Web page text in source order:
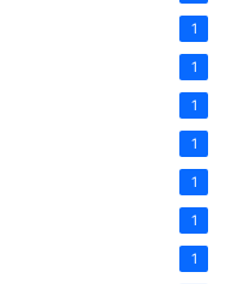
1
1
1
1
1
1
1